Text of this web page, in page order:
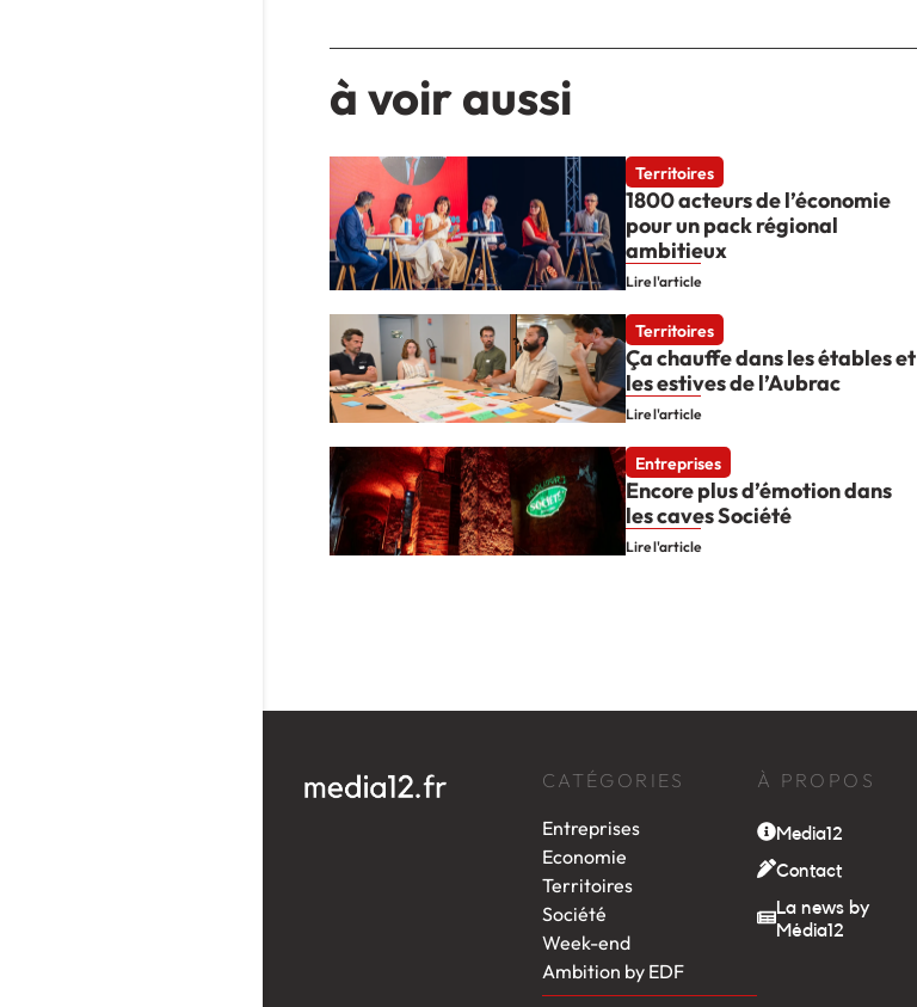
à voir aussi
Territoires
1800 acteurs de l’économie
pour un pack régional
ambitieux
Lire l'article
Territoires
Ça chauffe dans les étables et
les estives de l’Aubrac
Lire l'article
Entreprises
Encore plus d’émotion dans
les caves Société
Lire l'article
CATÉGORIES
Entreprises
Economie
Territoires
Société
Week-end
Ambition by EDF
À PROPOS
Media12
Contact
La news by
Média12